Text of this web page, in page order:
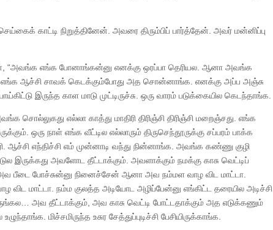
காட்டி நிறுத்தினேன். அவரை திரும்பிப் பார்த்தேன். அவர் மன்னிப்பு
“அவங்க எங்க போனாங்கன்னு எனக்கு ஒரப்பா தெரியல. ஆனா அவங்க
எங்க ஆச்சி சாவக் கெடக்கும்போது அத சொன்னாங்க. எனக்கு அப்ப அஞ்சு
இருந்த காள மாடு முட்டிருச்சு. ஒரு வாரம் படுக்கையில கெடந்தாங்க.
எல்லா காத்து மாதிரி திரிஞ்சி திரிஞ்சி மறைஞ்சது. எங்க
ஒரு நாள் எங்க வீட்டில எல்லாரும் திருசெந்தூருக்கு சப்பரம் பாக்க
ஆச்சி எந்திச்சி எம் முன்னாடி வந்து நின்னாங்க. அவங்க கண்ணு குழி
இருக்கது அவளோட தீட்டாக்கும். அவளாக்கும் நமக்கு காசு வெட்டிப்
அவ பீடை போச்சுன்னு நினைச்சேன் ஆனா அவ நம்மள வாழ விட மாட்டா.
மாட்டா. நம்ம குலத்த அடியோட அழிப்பேன்னு எங்கிட்ட தரையில அடிச்சி
அவ தீட்டாக்கும், அவ காசு வெட்டி போட்டதாக்கும் அத எடுக்கணும்
மிச்சமிருந்த உசுர சேத்துப்புடிச்சி பேசியிருக்காங்க.